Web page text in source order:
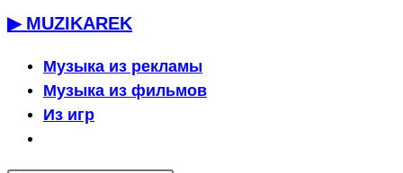
Перейти
содержимому
▶ MUZIKAREK
Музыка из рекламы
Музыка из фильмов
Из игр